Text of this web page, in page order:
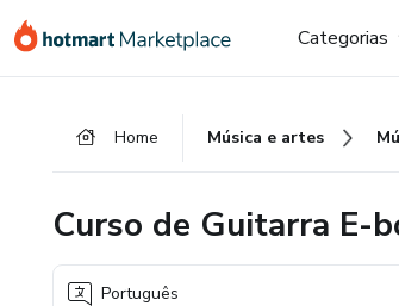
para
para
para
Categorias
Home Música e artes
Curso de Guitarra E-
Português